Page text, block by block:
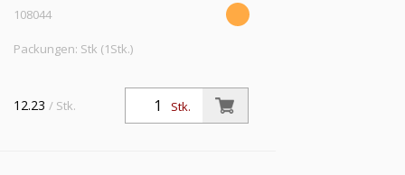
108044
Packungen: Stk (1Stk.)
Stk.
12.23 / Stk.